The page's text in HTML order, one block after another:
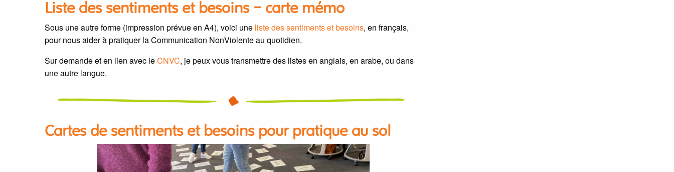
Liste des sentiments et besoins – carte mémo
Sous une autre forme (impression prévue en A4), voici une liste des sentiments et besoins, en français,
pour nous aider à pratiquer la Communication NonViolente au quotidien.
Sur demande et en lien avec leCNVC, je peux vous transmettre des listes en anglais, en arabe, ou dans
une autre langue.
Cartes de sentiments et besoins pour pratique au sol